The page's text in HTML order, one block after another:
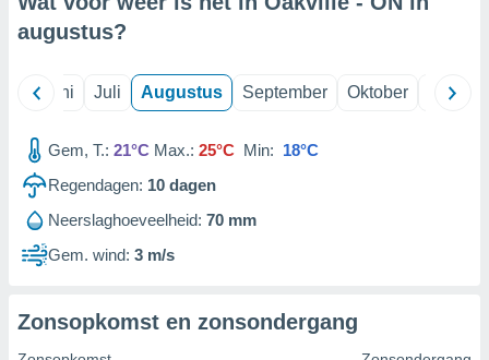
augustus?
Juni Juli Augustus September Oktober
Gem, T.: 21°C Max.: 25°C Min: 18°C
Regendagen: 10 dagen
Neerslaghoeveelheid: 70 mm
Gem. wind: 3 m/s
Zonsopkomst en zonsondergang